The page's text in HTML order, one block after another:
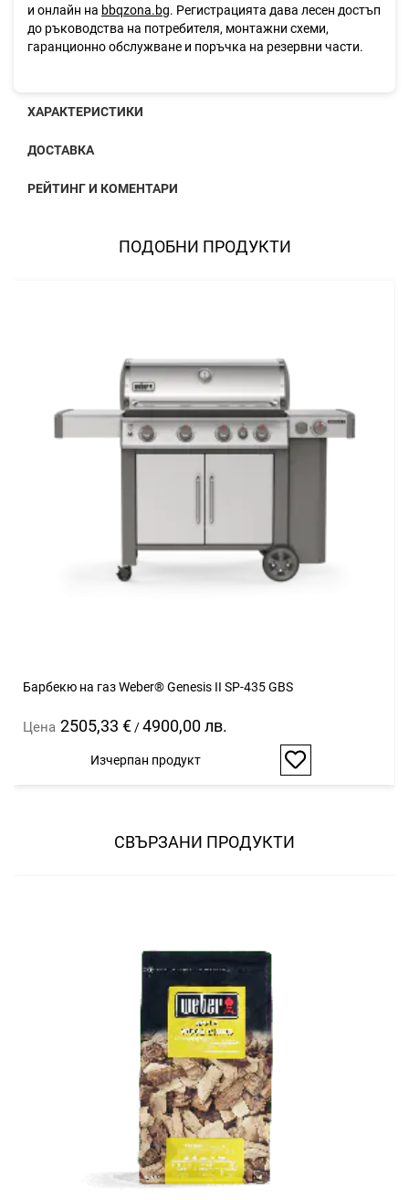
и онлайн на bbqzona.bg. Регистрацията дава лесен достъп
до ръководства на потребителя, монтажни схеми,
гаранционно обслужване и поръчка на резервни части.
ХАРАКТЕРИСТИКИ
ДОСТАВКА
РЕЙТИНГ И КОМЕНТАРИ
ПОДОБНИ ПРОДУКТИ
Барбекю на газ Weber® Genesis II SP-435 GBS
Цена 2505,33 € /4900,00 лв.
Изчерпан продукт
Добави
СВЪРЗАНИ ПРОДУКТИ